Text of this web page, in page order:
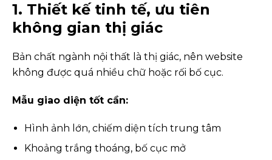
1. Thiết kế tinh tế, ưu tiên
không gian thị giác
Bản chất ngành nội thất là thị giác, nên website
không được quá nhiều chữ hoặc rối bố cục.
Mẫu giao diện tốt cần:
Hình ảnh lớn, chiếm diện tích trung tâm
Khoảng trắng thoáng, bố cục mở